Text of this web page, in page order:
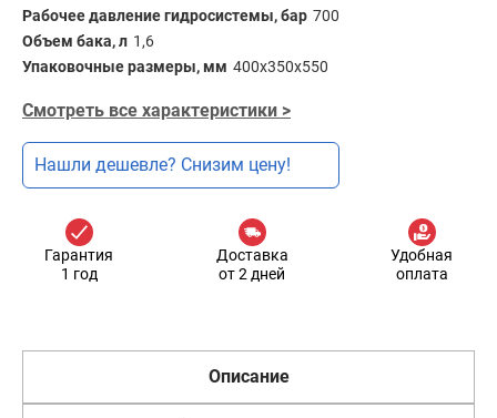
Рабочее давление гидросистемы, бар 700
Объем бака, л 1,6
Упаковочные размеры, мм 400х350х550
Смотреть все характеристики >
Нашли дешевле? Снизим цену!
Гарантия
1 год
Доставка
от 2 дней
Удобная
оплата
Описание